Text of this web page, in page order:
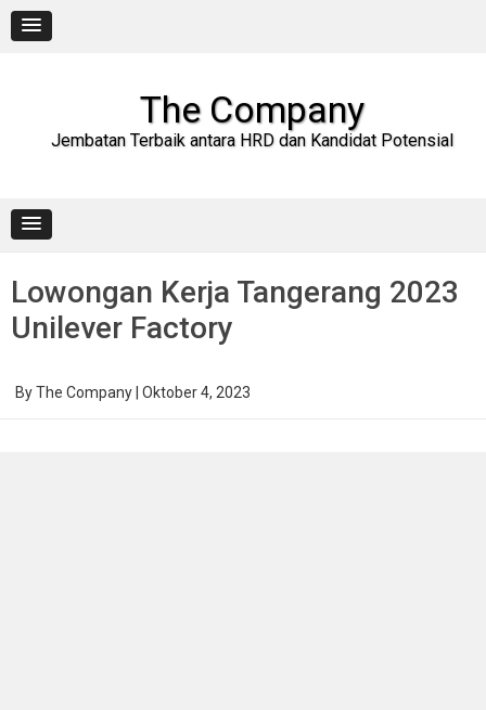
content
The Company
Jembatan Terbaik antara HRD dan Kandidat Potensial
Lowongan Kerja Tangerang 2023
Unilever Factory
ByThe Company Oktober 4, 2023